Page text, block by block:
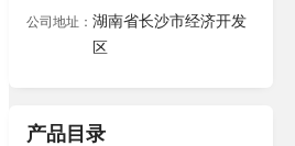
公司地址： 湖南省长沙市经济开发
区
产品目录